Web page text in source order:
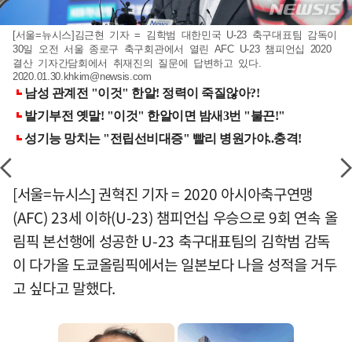
[서울=뉴시스]김근현 기자 = 김학범 대한민국 U-23 축구대표팀 감독이
30일 오전 서울 종로구 축구회관에서 열린 AFC U-23 챔피언십 2020
결산 기자간담회에서 취재진의 질문에 답변하고 있다.
2020.01.30.khkim@newsis.com
[서울=뉴시스] 권혁진 기자 = 2020 아시아축구연맹
(AFC) 23세 이하(U-23) 챔피언십 우승으로 9회 연속 올
림픽 본선행에 성공한 U-23 축구대표팀의 김학범 감독
이 다가올 도쿄올림픽에서는 일본보다 나을 성적을 거두
고 싶다고 말했다.